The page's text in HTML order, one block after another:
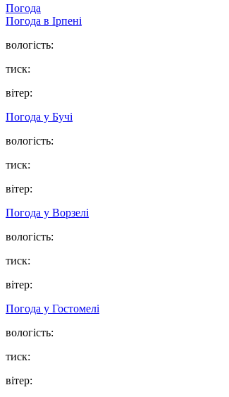
Погода
Погода в Ірпені
вологість:
тиск:
вітер:
Погода у Бучі
вологість:
тиск:
вітер:
Погода у Ворзелі
вологість:
тиск:
вітер:
Погода у Гостомелі
вологість:
тиск:
вітер: